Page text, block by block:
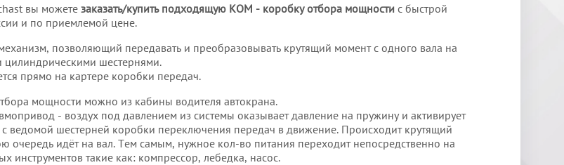
вы можетезаказать/купить подходящую КОМ - коробку отбора мощности с быстрой
и по приемлемой цене.
позволяющий передавать и преобразовывать крутящий момент с одного вала на
цилиндрическими шестернями.
прямо на картере коробки передач.
мощности можно из кабины водителя автокрана.
- воздух под давлением из системы оказывает давление на пружину и активирует
ведомой шестерней коробки переключения передач в движение. Происходит крутящий
очередь идёт на вал. Тем самым, нужное кол-во питания переходит непосредственно на
инструментов такие как: компрессор, лебедка, насос.